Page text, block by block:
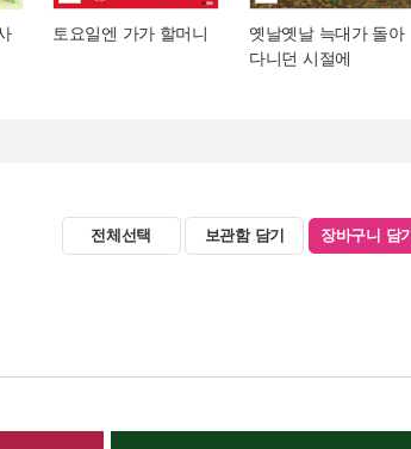
토요일엔 가가 할머니
옛날옛날 늑대가 돌아
다니던 시절에
전체선택 보관함 담기 장바구니 담기